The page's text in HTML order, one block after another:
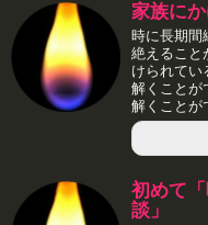
家族に
時に長期間
絶えること
けられてい
解くことが
解くことが
初めて
談」